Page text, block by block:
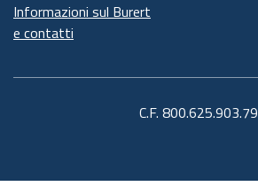
Informazioni sul Burert
e contatti
C.F. 800.625.903.79